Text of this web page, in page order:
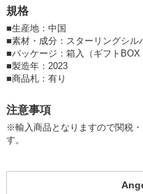
【ジュエリーはあなたに自信と
ュエリーを身に着ければ、鏡に
見えるはず。「最近綺麗になっ
しく輝かせるジュエリーをぜひ手
規格
■生産地：中国
■素材・成分：スターリングシル
■パッケージ：箱入（ギフトBOX
■製造年：2023
■商品札：有り
注意事項
※輸入商品となりますので関税
す。